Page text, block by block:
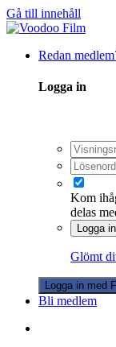
Gå till innehåll
Redan
Logga in
Kom
delas
Logga in
Glömt
Logga in med
Bli medlem